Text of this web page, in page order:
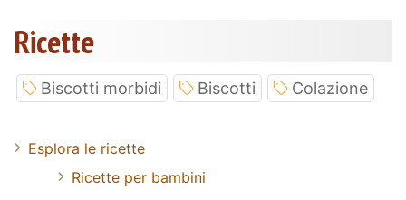
Ricette
Biscotti morbidi Biscotti Colazione
Esplora le ricette
Ricette per bambini